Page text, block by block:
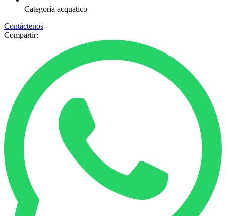
Categoría acquatico
Contáctenos
Compartir: